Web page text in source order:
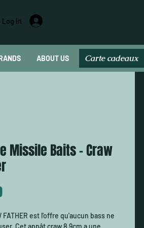
Log in
ABOUT US Carte cadeau
Carte cadeaux
Missile Baits - Craw
Price
FATHER est l'offre qu'aucun bass ne